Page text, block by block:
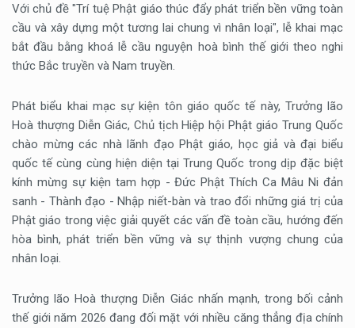
Với chủ đề "Trí tuệ Phật giáo thúc đẩy phát triển bền vững toàn
cầu và xây dựng một tương lai chung vì nhân loại", lễ khai mạc
bắt đầu bằng khoá lễ cầu nguyện hoà bình thế giới theo nghi
thức Bắc truyền và Nam truyền.
Phát biểu khai mạc sự kiện tôn giáo quốc tế này, Trưởng lão
Hoà thượng Diễn Giác, Chủ tịch Hiệp hội Phật giáo Trung Quốc
chào mừng các nhà lãnh đạo Phật giáo, học giả và đại biểu
quốc tế cùng cùng hiện diện tại Trung Quốc trong dịp đặc biệt
kính mừng sự kiện tam hợp - Đức Phật Thích Ca Mâu Ni đản
sanh - Thành đạo - Nhập niết-bàn và trao đổi những giá trị của
Phật giáo trong việc giải quyết các vấn đề toàn cầu, hướng đến
hòa bình, phát triển bền vững và sự thịnh vượng chung của
nhân loại.
Trưởng lão Hoà thượng Diễn Giác nhấn mạnh, trong bối cảnh
thế giới năm 2026 đang đối mặt với nhiều căng thẳng địa chính